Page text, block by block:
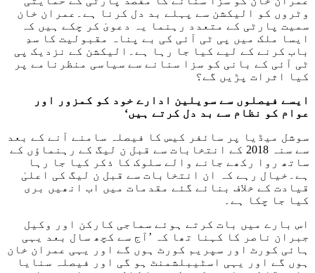
وٹروں کو الیکشن سے پہلے بد دل کرنا ہے۔عمران خان
سمیت پارٹی کے متعدد رہنما یہ دعویٰ کر چکے ہیں کہ
ایسا ملک میں پی ٹی آئی کی بے پناہ مقبولیت کا سدِ
باب کرنے کے لیے کیا جا رہا ہے۔الیکشن کے نزدیک پی
ٹی آئی کے بانی کو سزا سنانے سے سیاسی منظرنامے پر
کیا اثرات پڑیں گے؟
ایسے فیصلوں سے سویلین ادارے خود کو کمزور اور
عوام کو نظام سے بد دل کرتے ہیں‘
سوشل میڈیا پر سائفر کیس کا فیصلہ سامنے آنے کے بعد
سے سنہ 2018 کے انتخابات سے قبل ن لیگ کے رہنماؤں کے
ساتھ روا رکھے جانے والے سلوک کا ذکر کیا جا رہا
ہے۔خیال رہے کہ ان انتخابات سے قبل ن لیگ کی اعلیٰ
قیادت کے خلاف بنائے گئے مقدمات میں اب انھیں بری
کیا جا چکا ہے۔
اس بارے میں بات کرتے ہوئے سماجی کارکن اور وکیل
جبران ناصر کا کہنا تھا کہ ’آج سے کچھ سال بعد یہی
ہائی کورٹ اور سپریم کورٹ ہوں گے اور یہی عمران خان
ہوں گے اور یہی اسٹیبلشمنٹ ہو گی اور فیصلہ سنایا